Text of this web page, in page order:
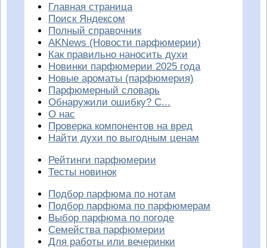
Главная страница
Поиск Яндексом
Полный справочник
AKNews (Новости парфюмерии)
Как правильно наносить духи
Новинки парфюмерии 2025 года
Новые ароматы (парфюмерия)
Парфюмерный словарь
Обнаружили ошибку? С...
О нас
Проверка компонентов на вред
Найти духи по выгодным ценам
Рейтинги парфюмерии
Тесты новинок
Подбор парфюма по нотам
Подбор парфюма по парфюмерам
Выбор парфюма по погоде
Семейства парфюмерии
Для работы или вечеринки